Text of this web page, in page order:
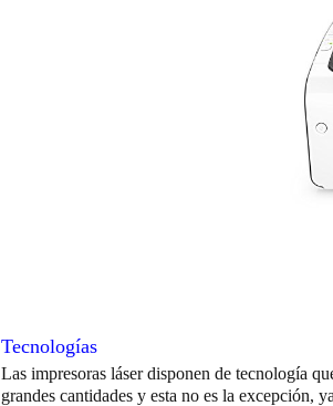
Tecnologías
Las impresoras láser disponen de tecnología
grandes cantidades y esta no es la excepción,